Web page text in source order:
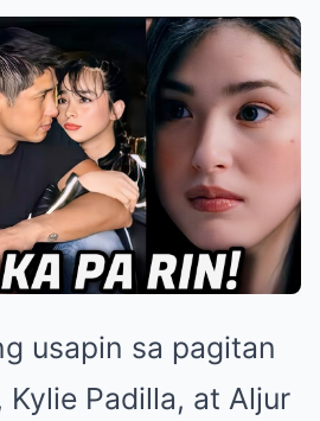
usapin sa pagitan
Kylie Padilla, at Aljur